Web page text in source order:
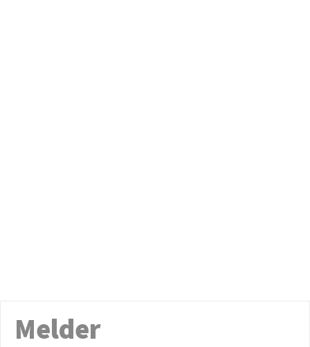
Melder